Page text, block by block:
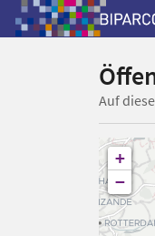
Auf
+
−